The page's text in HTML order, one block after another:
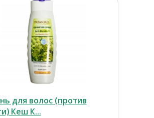
для волос (против
Кеш К...